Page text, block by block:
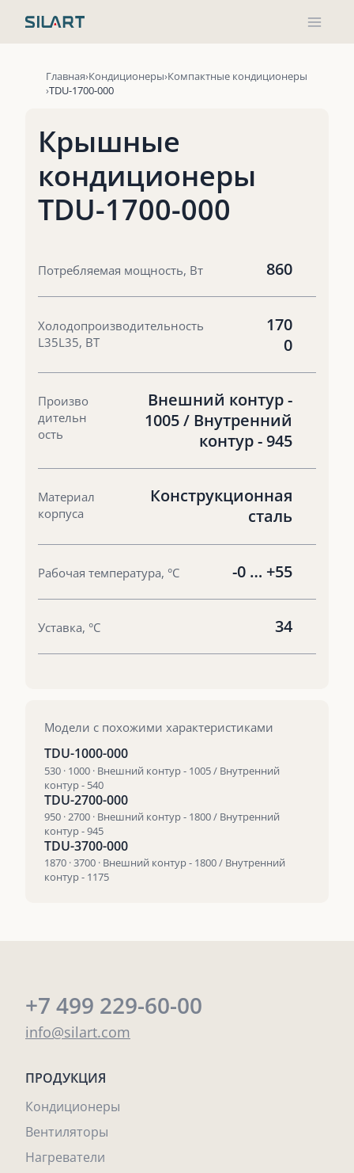
Главная Кондиционеры Компактные кондиционеры
TDU-1700-000
Крышные
кондиционеры
TDU-1700-000
Потребляемая мощность, Вт 860
Холодопроизводительность
L35L35, ВТ
170
0
Произво
дительн
ость
Внешний контур -
1005 / Внутренний
контур - 945
Материал
корпуса
Конструкционная
сталь
Рабочая температура, °С -0 … +55
Уставка, °С 34
Модели с похожими характеристиками
TDU-1000-000
530 · 1000 · Внешний контур - 1005 / Внутренний
контур - 540
TDU-2700-000
950 · 2700 · Внешний контур - 1800 / Внутренний
контур - 945
TDU-3700-000
1870 · 3700 · Внешний контур - 1800 / Внутренний
контур - 1175
+7 499 229-60-00
info@silart.com
ПРОДУКЦИЯ
Кондиционеры
Вентиляторы
Нагреватели